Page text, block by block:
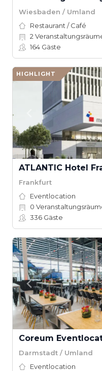
Wiesbaden / Umland
Restaurant / Café
2
164 Gäste
HIGHLIGHT
ATLANTIC Hotel
Frankfurt
Eventlocation
0
336 Gäste
Coreum
Darmstadt / Umland
Eventlocation